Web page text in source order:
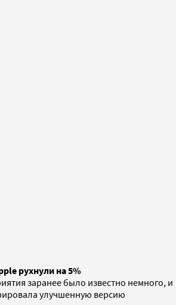
рухнули на 5%
заранее было известно немного, и
улучшенную версию